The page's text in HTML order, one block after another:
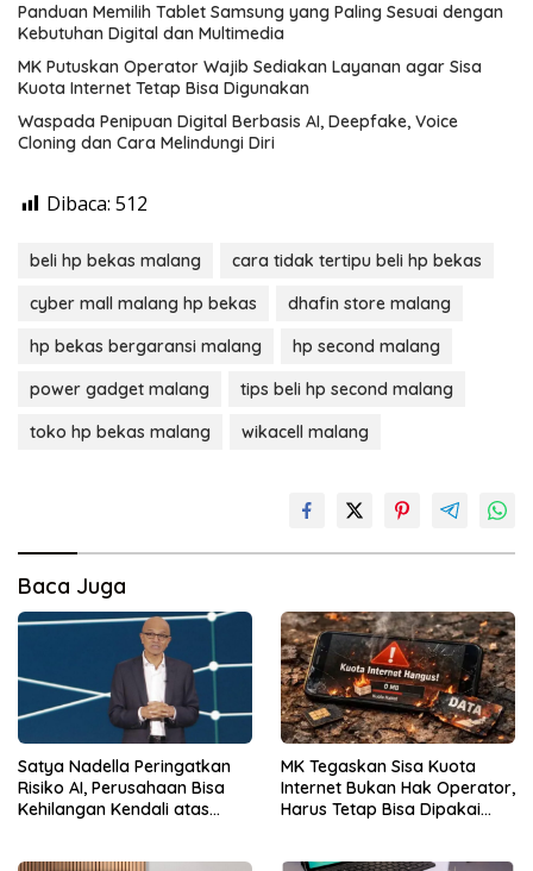
Panduan Memilih Tablet Samsung yang Paling Sesuai dengan
Kebutuhan Digital dan Multimedia
MK Putuskan Operator Wajib Sediakan Layanan agar Sisa
Kuota Internet Tetap Bisa Digunakan
Waspada Penipuan Digital Berbasis AI, Deepfake, Voice
Cloning dan Cara Melindungi Diri
Dibaca: 512
beli hp bekas malang
cara tidak tertipu beli hp bekas
cyber mall malang hp bekas
dhafin store malang
hp bekas bergaransi malang
hp second malang
power gadget malang
tips beli hp second malang
toko hp bekas malang
wikacell malang
Baca Juga
Satya Nadella Peringatkan
Risiko AI, Perusahaan Bisa
Kehilangan Kendali atas
MK Tegaskan Sisa Kuota
Internet Bukan Hak Operator,
Harus Tetap Bisa Dipakai